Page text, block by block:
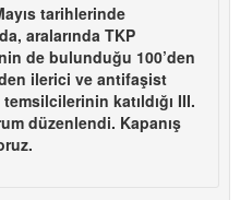
tarihlerinde
aralarında TKP
de bulunduğu 100’den
ilerici ve antifaşist
katıldığı III.
düzenlendi. Kapanış